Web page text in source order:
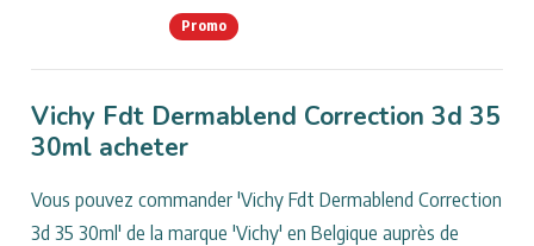
Promo
Vichy Fdt Dermablend Correction 3d 35
30ml acheter
Vous pouvez commander 'Vichy Fdt Dermablend Correction
3d 35 30ml' de la marque 'Vichy' en Belgique auprès de